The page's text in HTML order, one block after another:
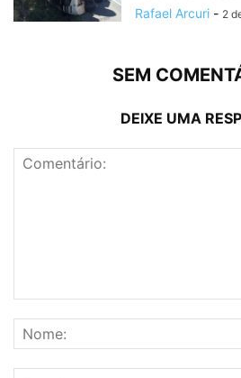
Rafael Arcuri - 2
SEM
DEIXE UMA